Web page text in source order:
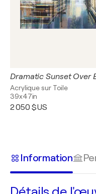
Dramatic Sunset Over
Acrylique sur Toile
39x47in
2 050 $US
Information